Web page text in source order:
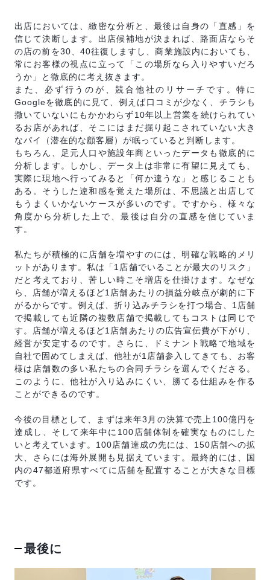
出店においては、緻密な分析と、最後は自身の「直感」を
信じて決断します。出店候補地が決まれば、路面店ならそ
の店の前を30、40往復しますし、商業施設内においても、
常にお客様の視点に立って「この場所なら入りやすいだろ
うか」と徹底的に考え抜きます。
また、必ず行うのが、競合他社のリサーチです。特に
Googleを徹底的に見て、例えば口コミが少なく、チラシも
撒いていないにもかかわらず10年以上営業を続けられてい
るお店があれば、そこにはまだ掘り起こされていない大き
なパイ（潜在的な顧客層）が眠っていると判断します。
もちろん、足元人口や施設年商といったデータも徹底的に
分析します。しかし、データ上は非常に有望に見えても、
実際に現地へ行ってみると「何か違うな」と感じることも
ある。そうした違和感を覚えた場所は、不思議と出店して
もうまくいかないケースが多いのです。ですから、様々な
角度から分析した上で、最後は自分の直感を信じていま
す。
私たちが積極的に店舗を増やすのには、明確な戦略的メリ
ットがあります。私は「1店舗でいることが最大のリスク」
だと考えており、苦しい時こそ増店を仕掛けます。なぜな
ら、店舗が増えるほど1店舗あたりの損益分岐点が劇的に下
がるからです。例えば、折り込みチラシを打つ場合、1店舗
で掲載しても近隣の複数店舗で掲載してもコストは同じで
す。店舗が増えるほど1店舗あたりの広告宣伝費が下がり、
経営が安定するのです。さらに、ドミナント戦略で地域を
自社で固めてしまえば、他社が1店舗参入してきても、お客
様は店舗数の多い私たちの合同チラシを選んでくださる。
このように、他社が入り込みにくい、勝てる仕組みを作る
ことができるのです。
今後の目標として、まずは来年3月の決算で売上100億円を
達成し、そして来年中に100店舗体制を確実なものにした
いと考えています。100店舗達成の先には、150店舗への拡
大、さらには海外展開も見据えています。最終的には、国
内の47都道府県すべてに店舗を配置することが大きな目標
です。
最後に